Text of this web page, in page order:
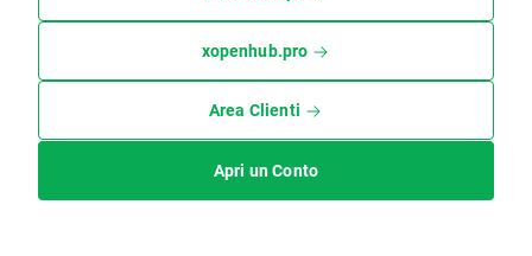
xopenhub.pro
Area Clienti
Apri un Conto